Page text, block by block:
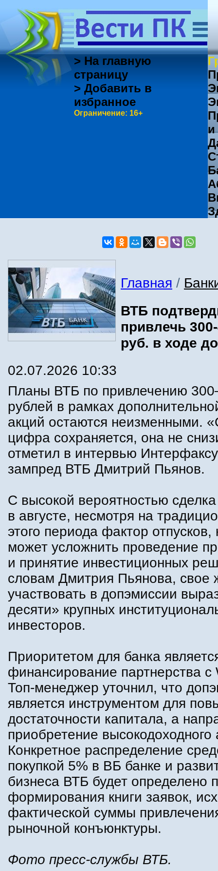
> На главную
страницу
> Добавить в
избранное
Ограничение: 16+
Главная /
ВТБ
привлечь
руб. в ходе
02.07.2026 10:33
Планы ВТБ по привлечению
рублей в рамках
акций остаются неизменными.
цифра сохраняется, она не
отметил в интервью
зампред ВТБ Дмитрий Пьянов.
С высокой вероятностью сделка
в августе, несмотря на
этого периода фактор отпусков,
может усложнить проведение
и принятие инвестиционных
словам Дмитрия Пьянова, свое
участвовать в допэмиссии
десяти» крупных
инвесторов.
Приоритетом для банка
финансирование партнерства с
Топ-менеджер уточнил, что
является инструментом для
достаточности капитала, а
приобретение высокодоходного
Конкретное распределение
покупкой 5% в ВБ банке и
бизнеса ВТБ будет определено
формирования книги заявок,
фактической суммы
рыночной конъюнктуры.
Фото пресс-службы ВТБ.